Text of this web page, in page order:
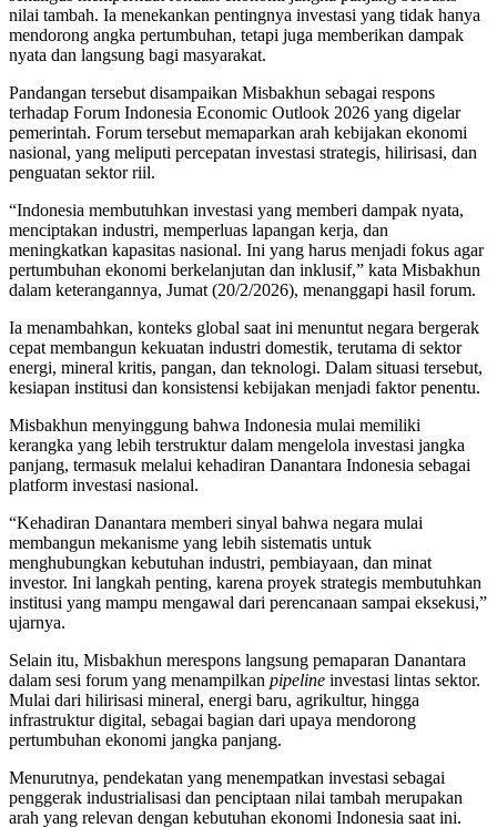
nilai tambah. Ia menekankan pentingnya investasi yang tidak hanya
mendorong angka pertumbuhan, tetapi juga memberikan dampak
nyata dan langsung bagi masyarakat.
Pandangan tersebut disampaikan Misbakhun sebagai respons
terhadap Forum Indonesia Economic Outlook 2026 yang digelar
pemerintah. Forum tersebut memaparkan arah kebijakan ekonomi
nasional, yang meliputi percepatan investasi strategis, hilirisasi, dan
penguatan sektor riil.
“Indonesia membutuhkan investasi yang memberi dampak nyata,
menciptakan industri, memperluas lapangan kerja, dan
meningkatkan kapasitas nasional. Ini yang harus menjadi fokus agar
pertumbuhan ekonomi berkelanjutan dan inklusif,” kata Misbakhun
dalam keterangannya, Jumat (20/2/2026), menanggapi hasil forum.
Ia menambahkan, konteks global saat ini menuntut negara bergerak
cepat membangun kekuatan industri domestik, terutama di sektor
energi, mineral kritis, pangan, dan teknologi. Dalam situasi tersebut,
kesiapan institusi dan konsistensi kebijakan menjadi faktor penentu.
Misbakhun menyinggung bahwa Indonesia mulai memiliki
kerangka yang lebih terstruktur dalam mengelola investasi jangka
panjang, termasuk melalui kehadiran Danantara Indonesia sebagai
platform investasi nasional.
“Kehadiran Danantara memberi sinyal bahwa negara mulai
membangun mekanisme yang lebih sistematis untuk
menghubungkan kebutuhan industri, pembiayaan, dan minat
investor. Ini langkah penting, karena proyek strategis membutuhkan
institusi yang mampu mengawal dari perencanaan sampai eksekusi,”
ujarnya.
Selain itu, Misbakhun merespons langsung pemaparan Danantara
dalam sesi forum yang menampilkan pipeline investasi lintas sektor.
Mulai dari hilirisasi mineral, energi baru, agrikultur, hingga
infrastruktur digital, sebagai bagian dari upaya mendorong
pertumbuhan ekonomi jangka panjang.
Menurutnya, pendekatan yang menempatkan investasi sebagai
penggerak industrialisasi dan penciptaan nilai tambah merupakan
arah yang relevan dengan kebutuhan ekonomi Indonesia saat ini.